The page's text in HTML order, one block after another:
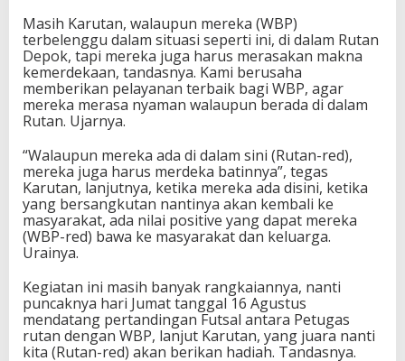
Masih Karutan, walaupun mereka (WBP)
terbelenggu dalam situasi seperti ini, di dalam Rutan
Depok, tapi mereka juga harus merasakan makna
kemerdekaan, tandasnya. Kami berusaha
memberikan pelayanan terbaik bagi WBP, agar
mereka merasa nyaman walaupun berada di dalam
Rutan. Ujarnya.
“Walaupun mereka ada di dalam sini (Rutan-red),
mereka juga harus merdeka batinnya”, tegas
Karutan, lanjutnya, ketika mereka ada disini, ketika
yang bersangkutan nantinya akan kembali ke
masyarakat, ada nilai positive yang dapat mereka
(WBP-red) bawa ke masyarakat dan keluarga.
Urainya.
Kegiatan ini masih banyak rangkaiannya, nanti
puncaknya hari Jumat tanggal 16 Agustus
mendatang pertandingan Futsal antara Petugas
rutan dengan WBP, lanjut Karutan, yang juara nanti
kita (Rutan-red) akan berikan hadiah. Tandasnya.